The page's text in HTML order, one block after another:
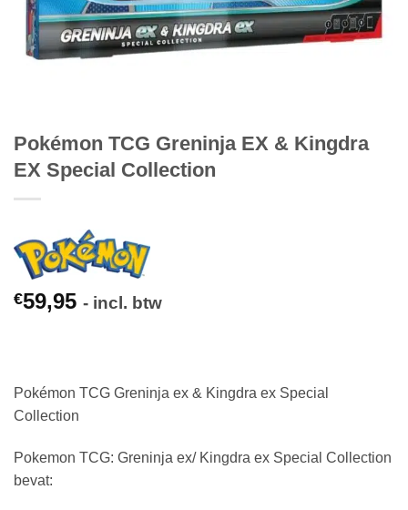
Pokémon TCG Greninja EX & Kingdra
EX Special Collection
€59,95 - incl. btw
Pokémon TCG Greninja ex & Kingdra ex Special
Collection
Pokemon TCG: Greninja ex/ Kingdra ex Special Collection
bevat: